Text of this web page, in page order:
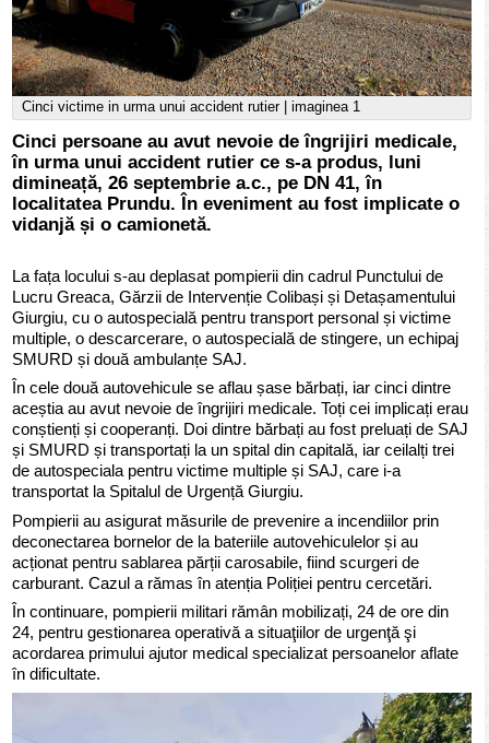
Cinci victime in urma unui accident rutier | imaginea 1
Cinci persoane au avut nevoie de îngrijiri medicale,
în urma unui accident rutier ce s-a produs, luni
dimineață, 26 septembrie a.c., pe DN 41, în
localitatea Prundu. În eveniment au fost implicate o
vidanjă și o camionetă.
La fața locului s-au deplasat pompierii din cadrul Punctului de
Lucru Greaca, Gărzii de Intervenție Colibași și Detașamentului
Giurgiu, cu o autospecială pentru transport personal și victime
multiple, o descarcerare, o autospecială de stingere, un echipaj
SMURD și două ambulanțe SAJ.
În cele două autovehicule se aflau șase bărbați, iar cinci dintre
aceștia au avut nevoie de îngrijiri medicale. Toți cei implicați erau
conștienți și cooperanți. Doi dintre bărbați au fost preluați de SAJ
și SMURD și transportați la un spital din capitală, iar ceilalți trei
de autospeciala pentru victime multiple și SAJ, care i-a
transportat la Spitalul de Urgență Giurgiu.
Pompierii au asigurat măsurile de prevenire a incendiilor prin
deconectarea bornelor de la bateriile autovehiculelor și au
acționat pentru sablarea părții carosabile, fiind scurgeri de
carburant. Cazul a rămas în atenția Poliției pentru cercetări.
În continuare, pompierii militari rămân mobilizați, 24 de ore din
24, pentru gestionarea operativă a situaţiilor de urgenţă şi
acordarea primului ajutor medical specializat persoanelor aflate
în dificultate.